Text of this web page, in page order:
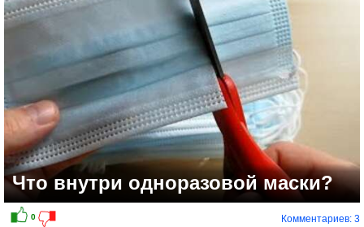
Что внутри одноразовой маски?
Комментариев: 3